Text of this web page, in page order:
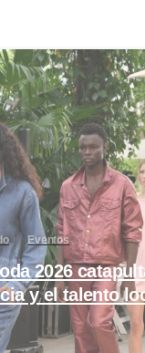
Eventos
2026
y el talento